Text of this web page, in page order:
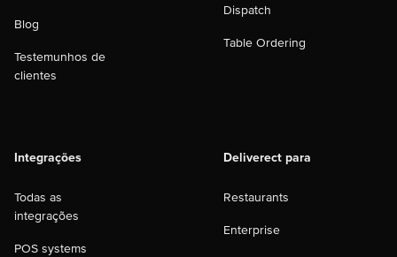
Blog
Testemunhos de
clientes
Dispatch
Table Ordering
Integrações
Todas as
integrações
POS systems
Deliverect para
Restaurants
Enterprise